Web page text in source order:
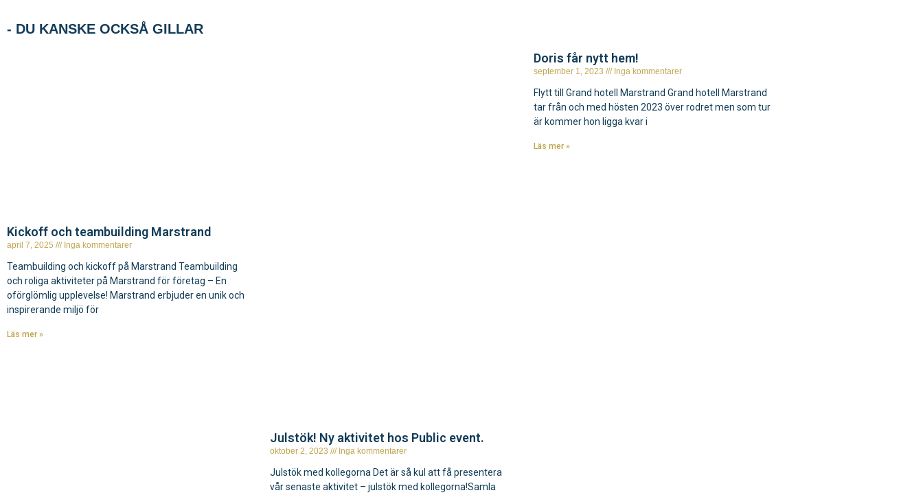
- DU KANSKE OCKSÅ GILLAR
Kickoff och teambuilding Marstrand
april 7, 2025 Inga kommentarer
Teambuilding och kickoff på Marstrand Teambuilding
och roliga aktiviteter på Marstrand för företag – En
oförglömlig upplevelse! Marstrand erbjuder en unik och
inspirerande miljö för
Läs mer »
Julstök! Ny aktivitet hos Public event.
oktober 2, 2023 Inga kommentarer
Julstök med kollegorna Det är så kul att få presentera
vår senaste aktivitet – julstök med kollegorna!Samla
Doris får nytt hem!
september 1, 2023 Inga kommentarer
Flytt till Grand hotell Marstrand Grand hotell Marstrand
tar från och med hösten 2023 över rodret men som tur
är kommer hon ligga kvar i
Läs mer »